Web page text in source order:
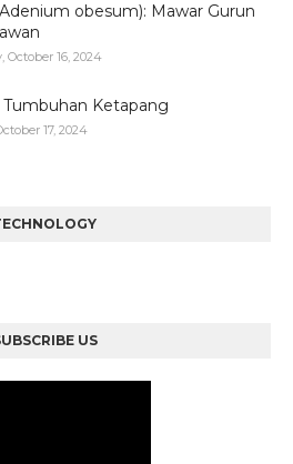
obesum): Mawar Gurun
October 16, 2024
Ketapang
17, 2024
US